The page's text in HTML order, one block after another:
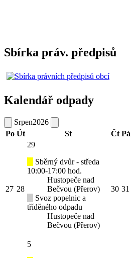
Sbírka práv. předpisů
Kalendář odpady
Srpen2026
Po Út St Čt Pá
27 28
29
Sběrný dvůr - středa
10:00-17:00 hod.
Hustopeče nad
Bečvou (Přerov)
Svoz popelnic a
tříděného odpadu
Hustopeče nad
Bečvou (Přerov)
30 31
5